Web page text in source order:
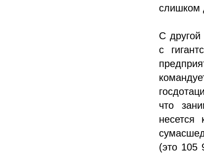
слишком
С
с
что
несется
(это 105